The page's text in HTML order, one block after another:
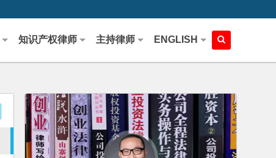
知识产权律师 主持律师 ENGLISH